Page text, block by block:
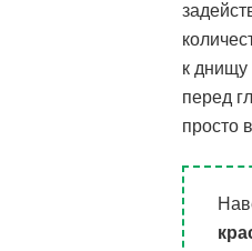
к днищу
перед
просто